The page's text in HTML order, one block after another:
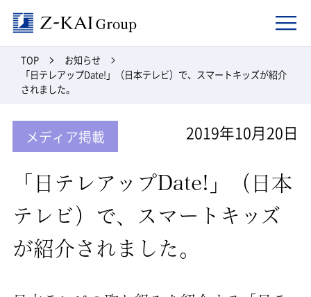
TOP
お知らせ
「日テレアップDate!」（日本テレビ）で、スマートキッズが紹介
されました。
メディア掲載 2019年10月20日
「日テレアップDate!」（日本
テレビ）で、スマートキッズ
が紹介されました。